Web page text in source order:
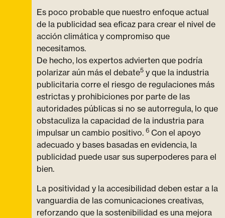
Es poco probable que nuestro enfoque actual
de la publicidad sea eficaz para crear el nivel de
acción climática y compromiso que
necesitamos.
De hecho, los expertos advierten que podría
polarizar aún más el debate5y que la industria
publicitaria corre el riesgo de regulaciones más
estrictas y prohibiciones por parte de las
autoridades públicas si no se autorregula, lo que
obstaculiza la capacidad de la industria para
impulsar un cambio positivo. 6 Con el apoyo
adecuado y bases basadas en evidencia, la
publicidad puede usar sus superpoderes para el
bien.
La positividad y la accesibilidad deben estar a la
vanguardia de las comunicaciones creativas,
reforzando que la sostenibilidad es una mejora